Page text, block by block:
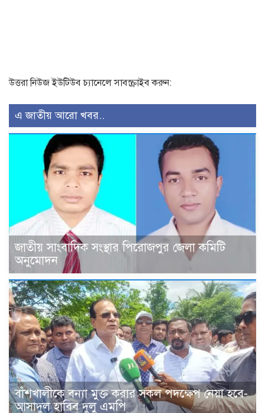
উত্তরা নিউজ ইউটিউব চ্যানেলে সাবস্ক্রাইব করুন:
এ জাতীয় আরো খবর..
জাতীয় সাংবাদিক সংস্থার পিরোজপুর জেলা কমিটি
অনুমোদন
বাঁশখালীকে বন্যা মুক্ত করার সকল পদক্ষেপ নেয়া হবে-
আসাদুল হাবিব দুলু এমপি